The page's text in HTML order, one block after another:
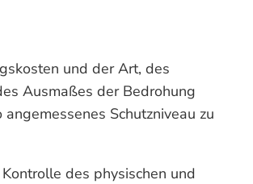
und der Art, des
Ausmaßes der Bedrohung
Schutzniveau zu
des physischen und